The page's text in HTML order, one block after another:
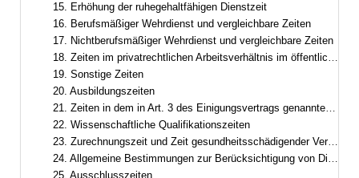
15. Erhöhung der ruhegehaltfähigen Dienstzeit
16. Berufsmäßiger Wehrdienst und vergleichbare Zeiten
17. Nichtberufsmäßiger Wehrdienst und vergleichbare Zeiten
18. Zeiten im privatrechtlichen Arbeitsverhältnis im öffentlichen Dienst
19. Sonstige Zeiten
20. Ausbildungszeiten
21. Zeiten in dem in Art. 3 des Einigungsvertrags genannten Gebiet
22. Wissenschaftliche Qualifikationszeiten
23. Zurechnungszeit und Zeit gesundheitsschädigender Verwendung
24. Allgemeine Bestimmungen zur Berücksichtigung von Dienstzeiten
25. Ausschlusszeiten